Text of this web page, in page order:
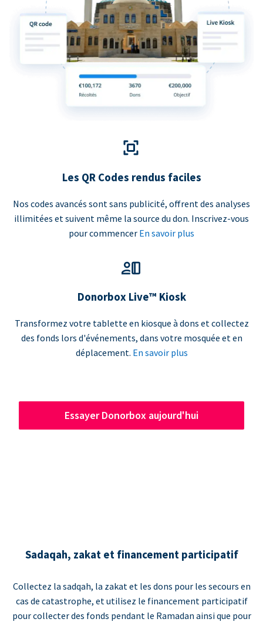
Les QR Codes rendus faciles
Nos codes avancés sont sans publicité, offrent des analyses
illimitées et suivent même la source du don. Inscrivez-vous
pour commencer En savoir plus
Donorbox Live™ Kiosk
Transformez votre tablette en kiosque à dons et collectez
des fonds lors d'événements, dans votre mosquée et en
déplacement. En savoir plus
Essayer Donorbox aujourd'hui
Sadaqah, zakat et financement participatif
Collectez la sadqah, la zakat et les dons pour les secours en
cas de catastrophe, et utilisez le financement participatif
pour collecter des fonds pendant le Ramadan ainsi que pour